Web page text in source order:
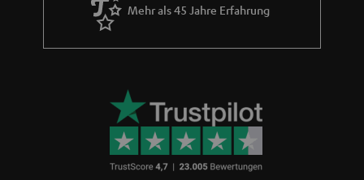
Mehr als 45 Jahre Erfahrung